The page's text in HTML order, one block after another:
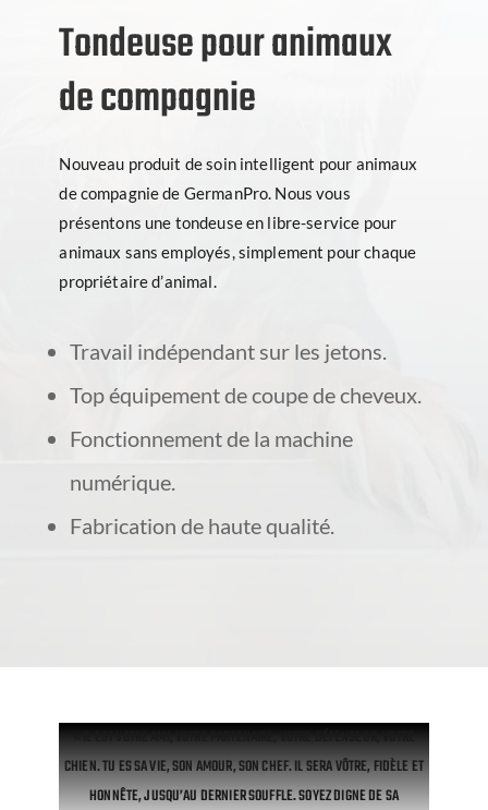
Tondeuse pour animaux
de compagnie
Nouveau produit de soin intelligent pour animaux
de compagnie de GermanPro. Nous vous
présentons une tondeuse en libre-service pour
animaux sans employés, simplement pour chaque
propriétaire d’animal.
Travail indépendant sur les jetons.
Top équipement de coupe de cheveux.
Fonctionnement de la machine
numérique.
Fabrication de haute qualité.
« IL EST VOTRE AMI, VOTRE PARTENAIRE, VOTRE DÉFENSEUR, VOTRE
CHIEN. TU ES SA VIE, SON AMOUR, SON CHEF. IL SERA VÔTRE, FIDÈLE ET
HONNÊTE, JUSQU’AU DERNIER SOUFFLE. SOYEZ DIGNE DE SA